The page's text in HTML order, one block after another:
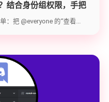
结合身份组权限，手把
频道
：把 @everyone 的“查看...